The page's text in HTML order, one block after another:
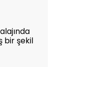
bir şekil